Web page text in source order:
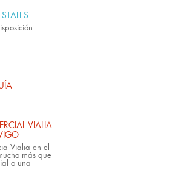
...
VIALIA
Vialia en el
más que
o una